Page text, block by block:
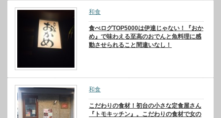
和食
食べログTOP5000は伊達じゃない！『おか
め』で味わえる至高のおでんと魚料理に感
動させられること間違いなし！
和食
こだわりの食材！初台の小さな定食屋さん
『トモキッチン』。こだわりの食材で女の